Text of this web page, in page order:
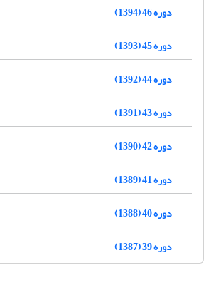
دوره 46 (1394)
دوره 45 (1393)
دوره 44 (1392)
دوره 43 (1391)
دوره 42 (1390)
دوره 41 (1389)
دوره 40 (1388)
دوره 39 (1387)